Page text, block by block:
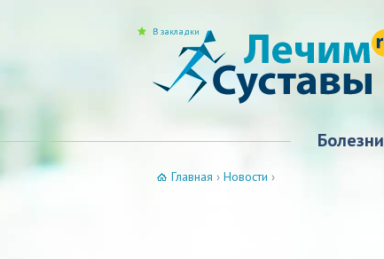
Болезни
В закладки
Главная › Новости ›